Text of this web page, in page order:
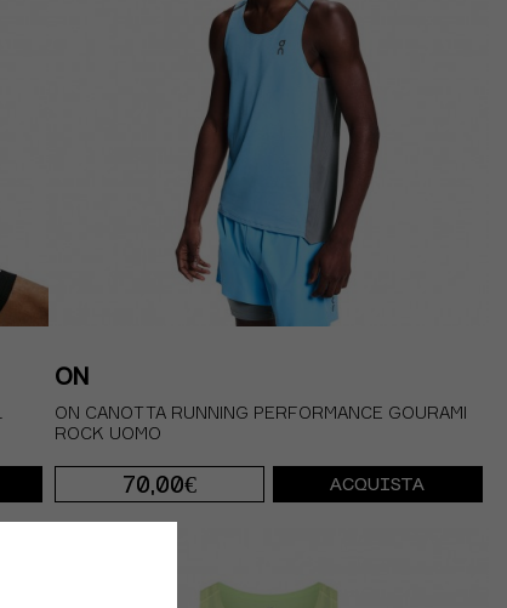
ON
ON CANOTTA RUNNING PERFORMANCE GOURAMI
ROCK UOMO
70,00€
S M
ACQUISTA